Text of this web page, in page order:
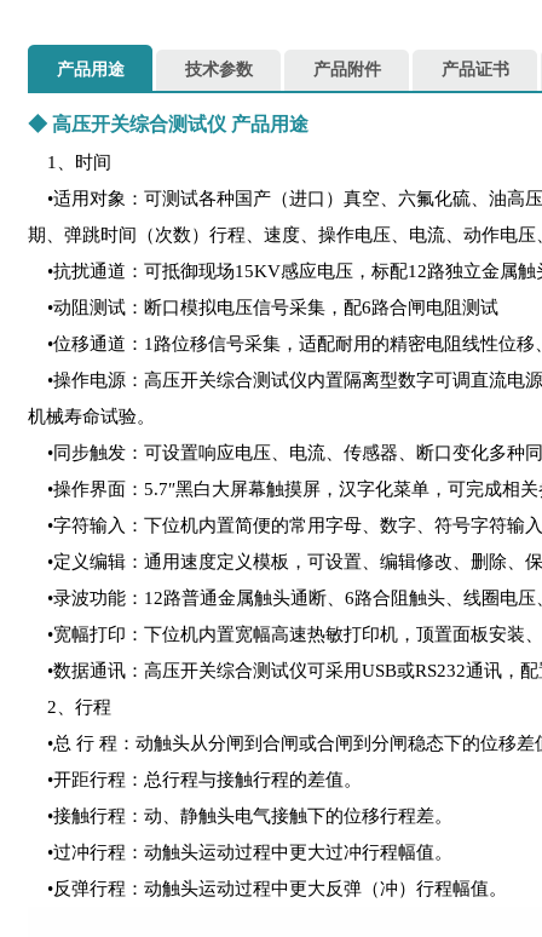
产品用途 技术参数 产品附件 产品证书
◆ 高压开关综合测试仪 产品用途
1、时间
•适用对象：可测试各种国产（进口）真空、六氟化硫、油高
期、弹跳时间（次数）行程、速度、操作电压、电流、动作电
•抗扰通道：可抵御现场15KV感应电压，标配12路独立金属触
•动阻测试：断口模拟电压信号采集，配6路合闸电阻测试
•位移通道：1路位移信号采集，适配耐用的精密电阻线性位
•操作电源：高压开关综合测试仪内置隔离型数字可调直流电
机械寿命试验。
•同步触发：可设置响应电压、电流、传感器、断口变化多种
•操作界面：5.7″黑白大屏幕触摸屏，汉字化菜单，可完成相
•字符输入：下位机内置简便的常用字母、数字、符号字符输
•定义编辑：通用速度定义模板，可设置、编辑修改、删除、
•录波功能：12路普通金属触头通断、6路合阻触头、线圈电
•宽幅打印：下位机内置宽幅高速热敏打印机，顶置面板安装
•数据通讯：高压开关综合测试仪可采用USB或RS232通讯，
2、行程
•总 行 程：动触头从分闸到合闸或合闸到分闸稳态下的位移差
•开距行程：总行程与接触行程的差值。
•接触行程：动、静触头电气接触下的位移行程差。
•过冲行程：动触头运动过程中更大过冲行程幅值。
•反弹行程：动触头运动过程中更大反弹（冲）行程幅值。